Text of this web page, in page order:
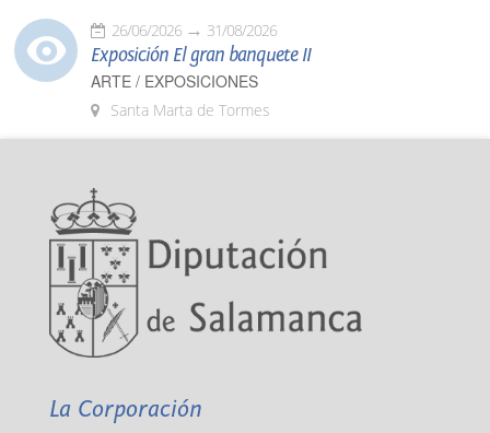
26/06/2026 31/08/2026
Exposición El gran banquete II
ARTE / EXPOSICIONES
Santa Marta de Tormes
La Corporación